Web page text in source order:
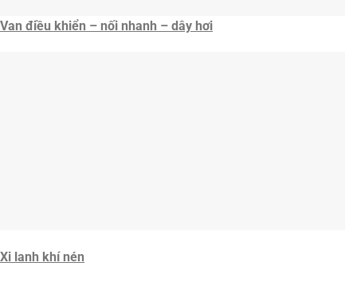
Van điều khiển – nối nhanh – dây hơi
Xi lanh khí nén